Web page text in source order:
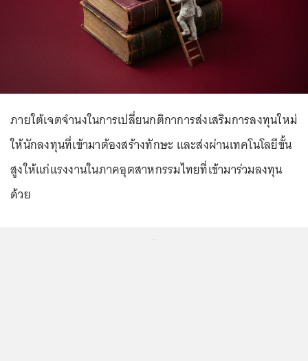
ภายใต้เจตจำนงในการเปลี่ยนกติกาการส่งเสริมการลงทุนใหม่
ให้นักลงทุนที่เข้ามาต้องสร้างทักษะ และส่งผ่านเทคโนโลยีขั้น
สูงให้แก่แรงงานในภาคอุตสาหกรรมไทยที่เข้ามาร่วมลงทุน
ด้วย